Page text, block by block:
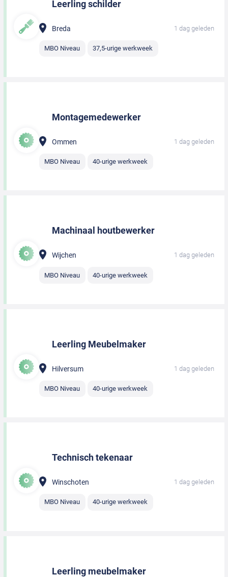
Leerling schilder
Breda 1 dag geleden
MBO Niveau 37,5-urige werkweek
Montagemedewerker
Ommen 1 dag geleden
MBO Niveau 40-urige werkweek
Machinaal houtbewerker
Wijchen 1 dag geleden
MBO Niveau 40-urige werkweek
Leerling Meubelmaker
Hilversum 1 dag geleden
MBO Niveau 40-urige werkweek
Technisch tekenaar
Winschoten 1 dag geleden
MBO Niveau 40-urige werkweek
Leerling meubelmaker